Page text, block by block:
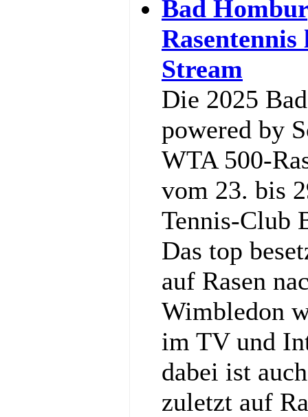
Bad
Stream
Die 2025
powered by
WTA 500-
vom 23. bis
Tennis‑Club
Das top
auf Rasen
Wimbledon
im TV und
dabei ist
zuletzt auf